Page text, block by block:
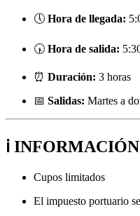
🕔 Hora de llegada:
🕠 Hora de salida:
⏰ Duración: 3 horas
📅 Salidas: Martes a
ℹ️
Cupos limitados
El impuesto portuario